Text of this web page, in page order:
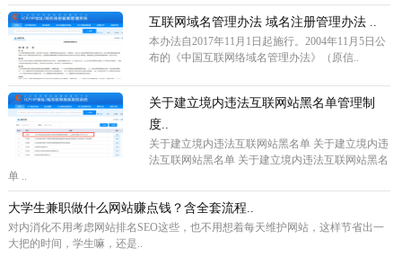
互联网域名管理办法 域名注册管理办法 ..
本办法自2017年11月1日起施行。2004年11月5日公
布的《中国互联网络域名管理办法》（原信..
关于建立境内违法互联网站黑名单管理制
度..
关于建立境内违法互联网站黑名单 关于建立境内违
法互联网站黑名单 关于建立境内违法互联网站黑名
单 ..
大学生兼职做什么网站赚点钱？含全套流程..
对内消化不用考虑网站排名SEO这些，也不用想着每天维护网站，这样节省出一
大把的时间，学生嘛，还是..